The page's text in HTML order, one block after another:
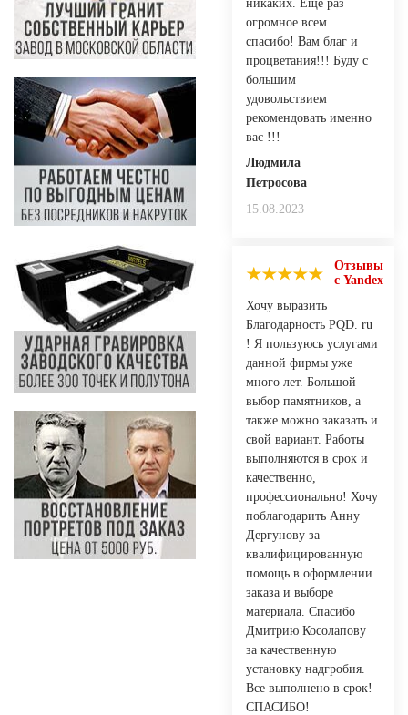
никаких. Еще раз
огромное всем
спасибо! Вам благ и
процветания!!! Буду с
большим
удовольствием
рекомендовать именно
вас !!!
Людмила
Петросова
15.08.2023
Отзывы
с Yandex
Хочу выразить
Благодарность PQD. ru
! Я пользуюсь услугами
данной фирмы уже
много лет. Большой
выбор памятников, а
также можно заказать и
свой вариант. Работы
выполняются в срок и
качественно,
профессионально! Хочу
поблагодарить Анну
Дергунову за
квалифицированную
помощь в оформлении
заказа и выборе
материала. Спасибо
Дмитрию Косолапову
за качественную
установку надгробия.
Все выполнено в срок!
СПАСИБО!